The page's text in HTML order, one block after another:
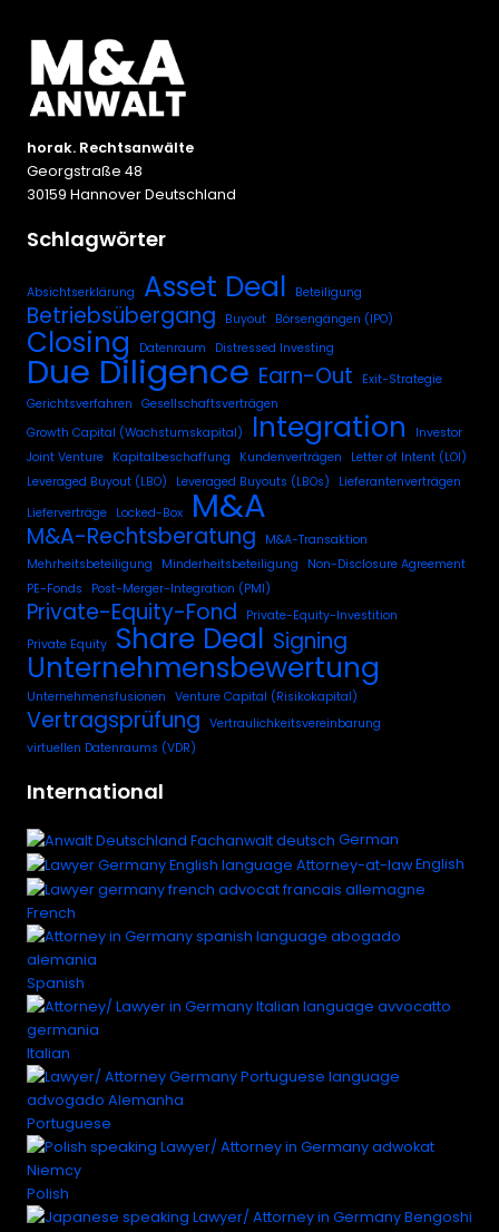
horak. Rechtsanwälte
Georgstraße 48
30159 Hannover Deutschland
Schlagwörter
Absichtserklärung Asset Deal Beteiligung
Betriebsübergang Buyout Börsengängen (IPO)
Closing Datenraum Distressed Investing
Due Diligence Earn-Out
Exit-Strategie
Gerichtsverfahren Gesellschaftsverträgen
Growth Capital (Wachstumskapital)
Integration
Investor
Joint Venture Kapitalbeschaffung Kundenverträgen
Letter of Intent (LOI)
Leveraged Buyout (LBO)
Leveraged Buyouts (LBOs)
Lieferantenverträgen
Lieferverträge Locked-Box M&A
M&A-Rechtsberatung
M&A-Transaktion
Mehrheitsbeteiligung
Minderheitsbeteiligung
Non-Disclosure Agreement
PE-Fonds
Post-Merger-Integration (PMI)
Private-Equity-Fond
Private-Equity-Investition
Private Equity Share Deal Signing
Unternehmensbewertung
Unternehmensfusionen Venture Capital (Risikokapital)
Vertragsprüfung Vertraulichkeitsvereinbarung
virtuellen Datenraums (VDR)
International
German
English
French
Spanish
Italian
Portuguese
Polish